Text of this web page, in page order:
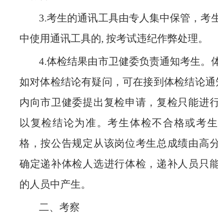
3.考生的通讯工具由专人集中保管，考
中使用通讯工具的, 按考试违纪作弊处理。
4.体检结果由市卫健委负责通知考生。
如对体检结论有疑问，可在接到体检结论
内向市卫健委提出复检申请，复检只能进
以复检结论为准。考生体检不合格或考
格，按公告规定从该岗位考生总成绩由高
确定递补体检人选进行体检，递补人员只
的人员中产生。
二、考察